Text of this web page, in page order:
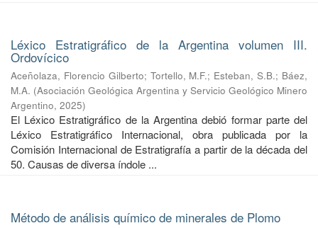
Léxico Estratigráfico de la Argentina volumen III.
Ordovícico
Aceñolaza, Florencio Gilberto; Tortello, M.F.; Esteban, S.B.; Báez,
M.A. (Asociación Geológica Argentina y Servicio Geológico Minero
Argentino, 2025)
El Léxico Estratigráfico de la Argentina debió formar parte del
Léxico Estratigráfico Internacional, obra publicada por la
Comisión Internacional de Estratigrafía a partir de la década del
50. Causas de diversa índole ...
Método de análisis químico de minerales de Plomo